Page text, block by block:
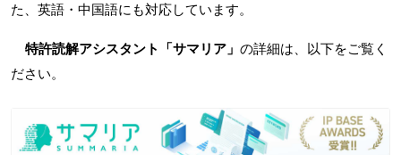
た、英語・中国語にも対応しています。
特許読解アシスタント「サマリア」 の詳細は、以下をご覧く
ださい。